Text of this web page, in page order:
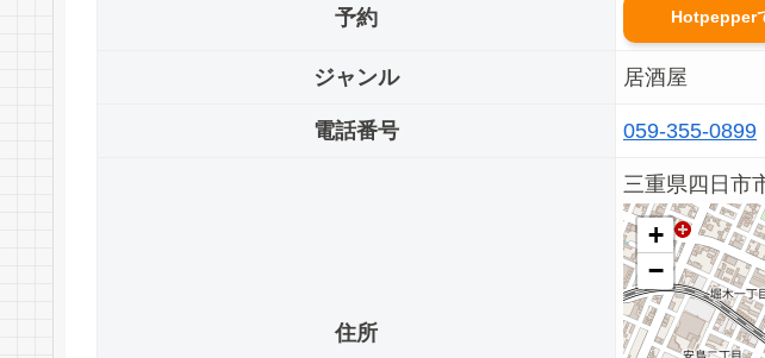
予約 Hotpepper
ジャンル 居酒屋
電話番号 059-355-0899
住所
三重県四日市
+
−